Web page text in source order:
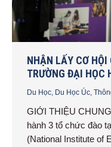
NHẬN LẤY CƠ HỘI
TRƯỜNG ĐẠI HỌC
Du Học, Du Học Úc,
GIỚI THIỆU
hành 3 tổ chức đào
(National Institute of